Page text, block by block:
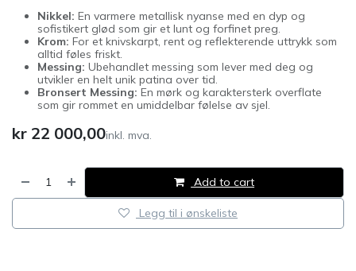
Nikkel: En varmere metallisk nyanse med en dyp og
sofistikert glød som gir et lunt og forfinet preg.
Krom: For et knivskarpt, rent og reflekterende uttrykk som
alltid føles friskt.
Messing: Ubehandlet messing som lever med deg og
utvikler en helt unik patina over tid.
Bronsert Messing: En mørk og karaktersterk overflate
som gir rommet en umiddelbar følelse av sjel.
kr 22 000,00inkl. mva.
Add to cart
Legg til i ønskeliste